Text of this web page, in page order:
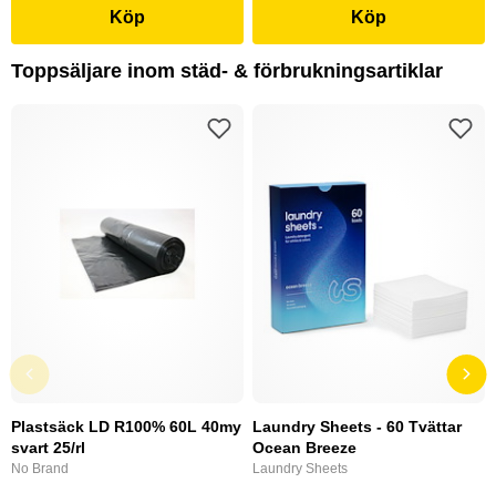
Köp Köp
Toppsäljare inom städ- & förbrukningsartiklar
Plastsäck LD R100% 60L 40my
svart 25/rl
No Brand
Laundry Sheets - 60 Tvättar
Ocean Breeze
Laundry Sheets